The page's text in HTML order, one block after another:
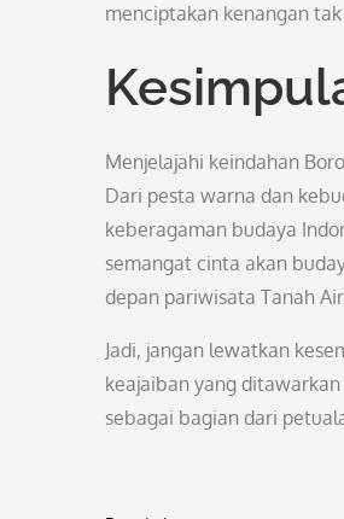
menciptakan kenangan
Menjelajahi keindahan
Dari pesta warna dan
keberagaman budaya
semangat cinta akan
depan pariwisata Tanah
Jadi, jangan lewatkan
keajaiban yang
sebagai bagian dari